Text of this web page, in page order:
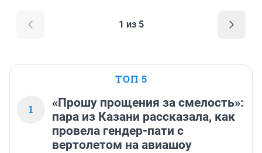
1 из 5
ТОП 5
1
«Прошу прощения за смелость»:
пара из Казани рассказала, как
провела гендер-пати с
вертолетом на авиашоу